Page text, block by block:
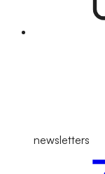
newsletters